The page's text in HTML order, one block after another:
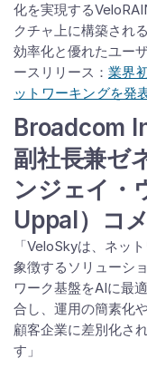
化を実現する
クチャ上に構築され
効率化と優れたユー
ースリリース： 業界
ットワーキングを発
Broadcom
副社長兼ゼ
ンジェイ・
Uppal）コ
「VeloSkyは、ネッ
象徴するソリューシ
ワーク基盤をAIに最
合し、運用の簡素化
顧客企業に差別化さ
す」